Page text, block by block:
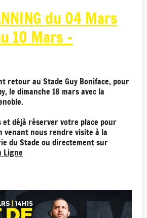
du 04 Mars
10 Mars -
retour au Stade Guy Boniface, pour
le dimanche 18 mars avec la
et déjà réserver votre place pour
nous rendre visite à la
du Stade ou directement sur
Ligne